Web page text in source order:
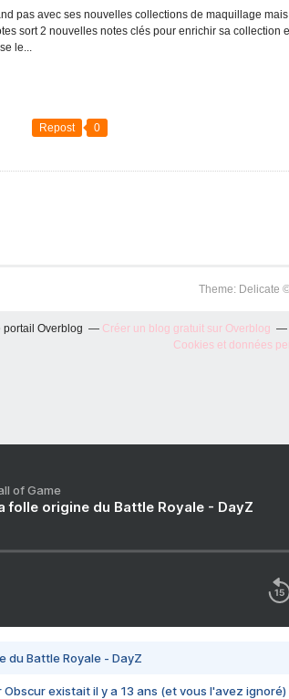
pas avec ses nouvelles collections de maquillage
sort 2 nouvelles notes clés pour enrichir sa collection
le...
Repost 0
Theme: Delicate
portail Overblog Créer un blog gratuit sur Overblog
Cookies et données
of Game
folle origine du Battle Royale - DayZ
du Battle Royale - DayZ
Obscur existait il y a 13 ans (et vous l'avez ignoré)